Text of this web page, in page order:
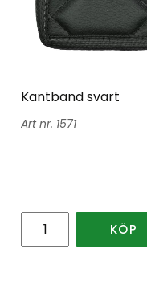
Kantband svart
1571
KÖP